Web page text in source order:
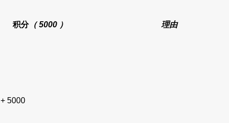
积分（ 5000 ） 理由
+ 5000